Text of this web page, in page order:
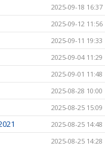
2025-09-18 16:37
2025-09-12 11:56
2025-09-11 19:33
2025-09-04 11:29
2025-09-01 11:48
2025-08-28 10:00
2025-08-25 15:09
2025-08-25 14:48
2025-08-25 14:28